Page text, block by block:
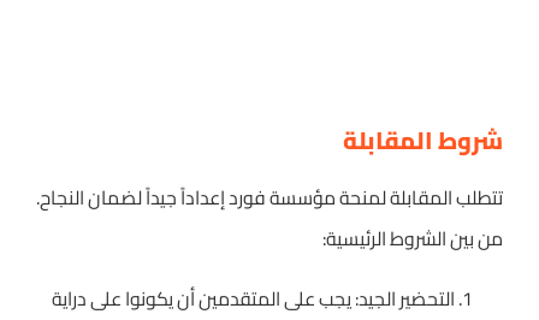
شروط المقابلة
تتطلب المقابلة لمنحة مؤسسة فورد إعداداً جيداً لضمان النجاح.
من بين الشروط الرئيسية:
التحضير الجيد: يجب على المتقدمين أن يكونوا على دراية